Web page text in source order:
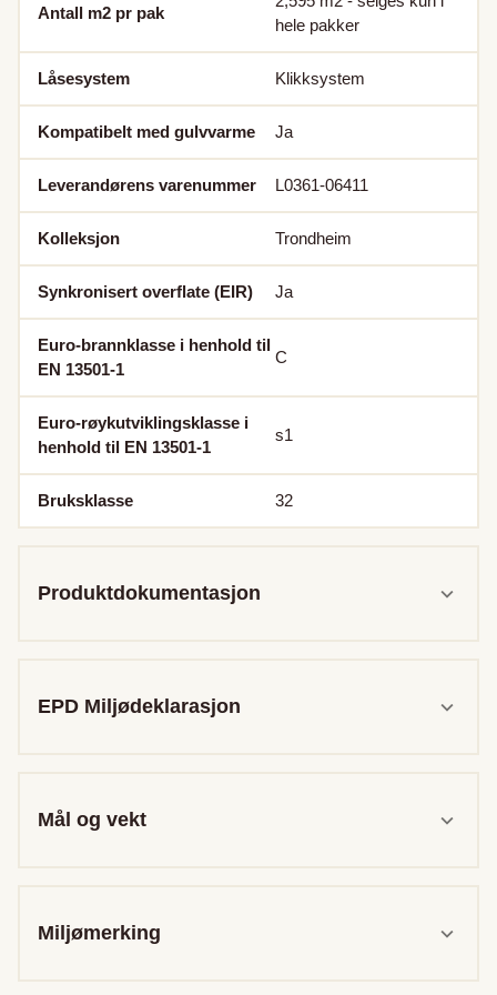
Antall m2 pr pak
hele pakker
Låsesystem Klikksystem
Kompatibelt med gulvvarme Ja
Leverandørens varenummer L0361-06411
Kolleksjon Trondheim
Synkronisert overflate (EIR) Ja
Euro-brannklasse i henhold til
EN 13501-1
C
Euro-røykutviklingsklasse i
henhold til EN 13501-1
s1
Bruksklasse 32
Produktdokumentasjon
EPD Miljødeklarasjon
Mål og vekt
Miljømerking